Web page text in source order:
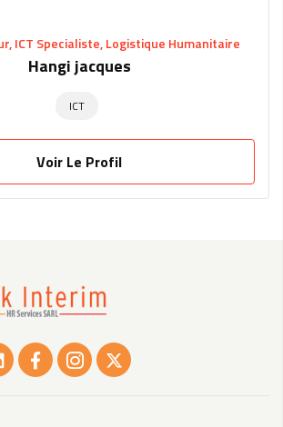
ICT Specialiste, Logistique Humanitaire
Hangi jacques
ICT
Voir Le Profil